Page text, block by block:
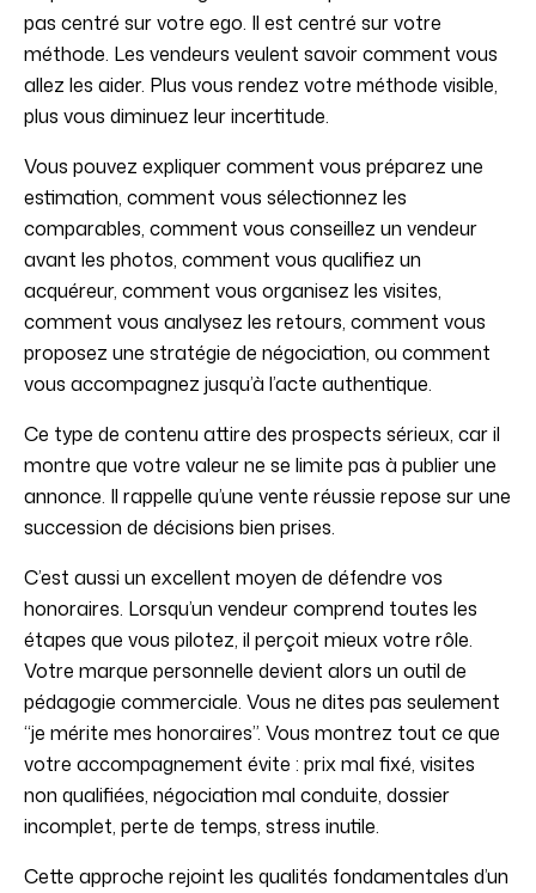
pas centré sur votre ego. Il est centré sur votre
méthode. Les vendeurs veulent savoir comment vous
allez les aider. Plus vous rendez votre méthode visible,
plus vous diminuez leur incertitude.
Vous pouvez expliquer comment vous préparez une
estimation, comment vous sélectionnez les
comparables, comment vous conseillez un vendeur
avant les photos, comment vous qualifiez un
acquéreur, comment vous organisez les visites,
comment vous analysez les retours, comment vous
proposez une stratégie de négociation, ou comment
vous accompagnez jusqu’à l’acte authentique.
Ce type de contenu attire des prospects sérieux, car il
montre que votre valeur ne se limite pas à publier une
annonce. Il rappelle qu’une vente réussie repose sur une
succession de décisions bien prises.
C’est aussi un excellent moyen de défendre vos
honoraires. Lorsqu’un vendeur comprend toutes les
étapes que vous pilotez, il perçoit mieux votre rôle.
Votre marque personnelle devient alors un outil de
pédagogie commerciale. Vous ne dites pas seulement
“je mérite mes honoraires”. Vous montrez tout ce que
votre accompagnement évite : prix mal fixé, visites
non qualifiées, négociation mal conduite, dossier
incomplet, perte de temps, stress inutile.
Cette approche rejoint les qualités fondamentales d’un